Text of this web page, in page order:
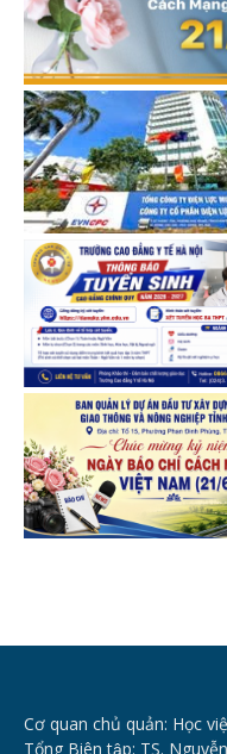
Cơ quan chủ quản: Học
Tổng Biên tập: TS.